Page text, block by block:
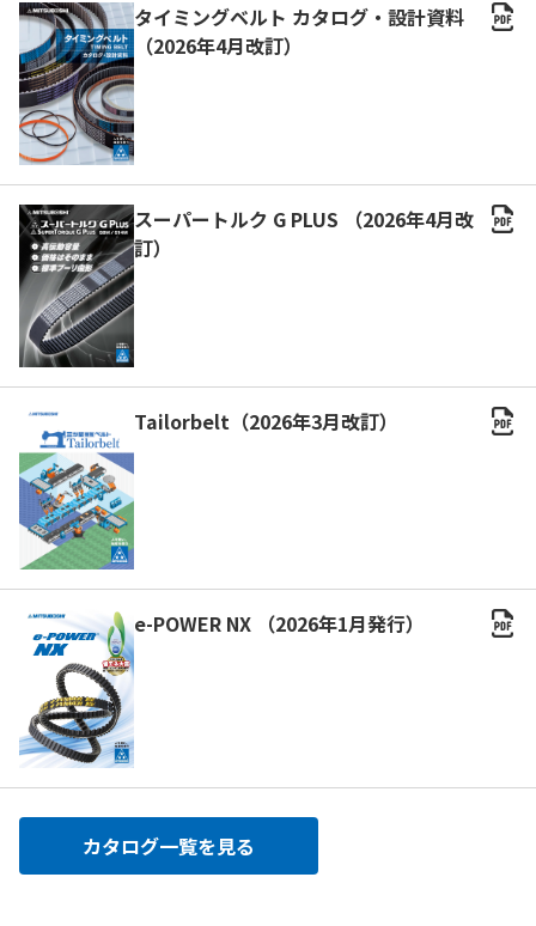
タイミングベルト カタログ・設計資料
（2026年4月改訂）
スーパートルク G PLUS （2026年4月改
訂）
Tailorbelt（2026年3月改訂）
e-POWER NX （2026年1月発行）
カタログ一覧を見る